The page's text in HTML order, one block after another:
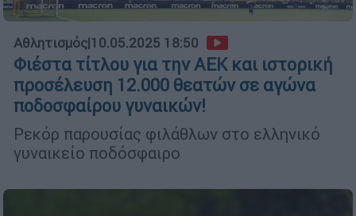
Αθλητισμός|10.05.2025 18:50
Φιέστα τίτλου για την ΑΕΚ και ιστορική
προσέλευση 12.000 θεατών σε αγώνα
ποδοσφαίρου γυναικών!
Ρεκόρ παρουσίας φιλάθλων στο ελληνικό
γυναικείο ποδόσφαιρο